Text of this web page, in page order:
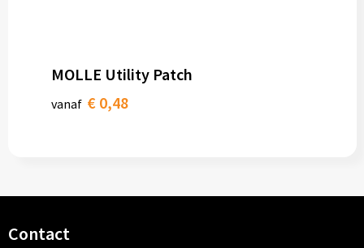
MOLLE Utility Patch
vanaf € 0,48
Contact